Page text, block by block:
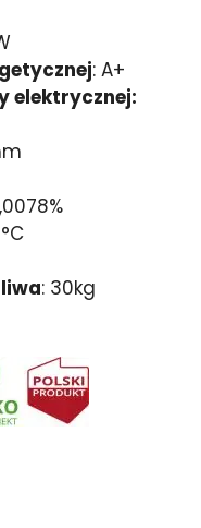
: A+
elektrycznej:
: 30kg